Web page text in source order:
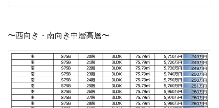
〜西向き・南向き中層高層〜